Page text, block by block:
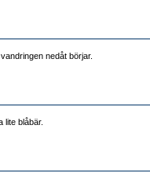
nedåt börjar.
lite blåbär.